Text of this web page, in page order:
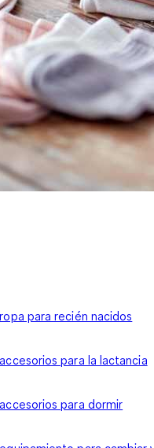
para recién nacidos
para la lactancia
para dormir